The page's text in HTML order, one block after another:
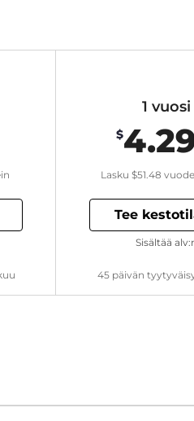
1 vuosi
$
Lasku $51.48
Tee
45 päivän
Sisältää